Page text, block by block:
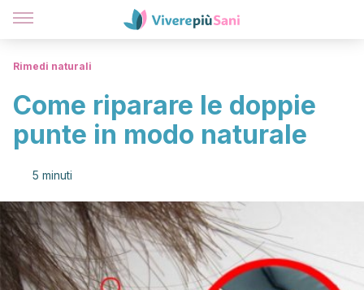
Rimedi naturali
Come riparare le doppie
punte in modo naturale
5 minuti